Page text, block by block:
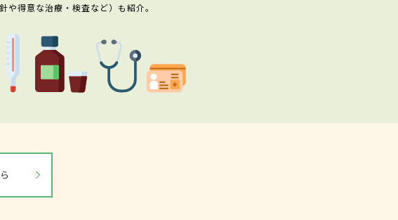
得意な治療・検査など）も紹介。